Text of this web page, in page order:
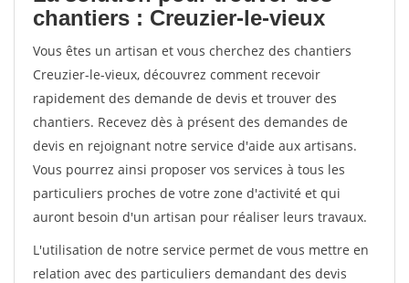
chantiers : Creuzier-le-vieux
Vous êtes un artisan et vous cherchez des chantiers
Creuzier-le-vieux, découvrez comment recevoir
rapidement des demande de devis et trouver des
chantiers. Recevez dès à présent des demandes de
devis en rejoignant notre service d'aide aux artisans.
Vous pourrez ainsi proposer vos services à tous les
particuliers proches de votre zone d'activité et qui
auront besoin d'un artisan pour réaliser leurs travaux.
L'utilisation de notre service permet de vous mettre en
relation avec des particuliers demandant des devis